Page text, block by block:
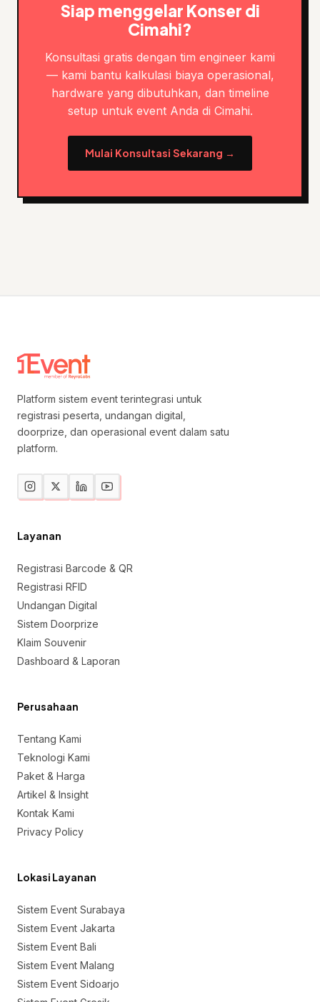
Siap menggelar Konser di
Cimahi?
Konsultasi gratis dengan tim engineer kami
— kami bantu kalkulasi biaya operasional,
hardware yang dibutuhkan, dan timeline
setup untuk event Anda di Cimahi.
Mulai Konsultasi Sekarang →
Platform sistem event terintegrasi untuk
registrasi peserta, undangan digital,
doorprize, dan operasional event dalam satu
platform.
Layanan
Registrasi Barcode & QR
Registrasi RFID
Undangan Digital
Sistem Doorprize
Klaim Souvenir
Dashboard & Laporan
Perusahaan
Tentang Kami
Teknologi Kami
Paket & Harga
Artikel & Insight
Kontak Kami
Privacy Policy
Lokasi Layanan
Sistem Event Surabaya
Sistem Event Jakarta
Sistem Event Bali
Sistem Event Malang
Sistem Event Sidoarjo